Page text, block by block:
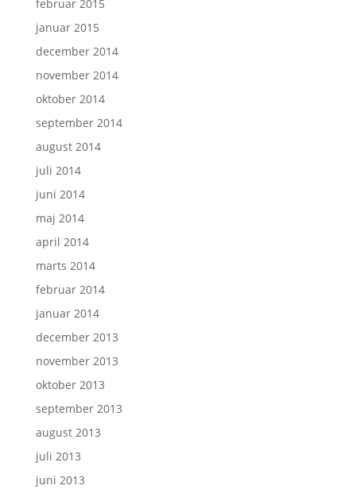
februar 2015
januar 2015
december 2014
november 2014
oktober 2014
september 2014
august 2014
juli 2014
juni 2014
maj 2014
april 2014
marts 2014
februar 2014
januar 2014
december 2013
november 2013
oktober 2013
september 2013
august 2013
juli 2013
juni 2013